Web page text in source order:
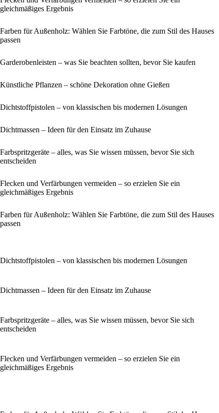
gleichmäßiges Ergebnis
Farben für Außenholz: Wählen Sie Farbtöne, die zum Stil des Hauses
passen
Garderobenleisten – was Sie beachten sollten, bevor Sie kaufen
Künstliche Pflanzen – schöne Dekoration ohne Gießen
Dichtstoffpistolen – von klassischen bis modernen Lösungen
Dichtmassen – Ideen für den Einsatz im Zuhause
Farbspritzgeräte – alles, was Sie wissen müssen, bevor Sie sich
entscheiden
Flecken und Verfärbungen vermeiden – so erzielen Sie ein
gleichmäßiges Ergebnis
Farben für Außenholz: Wählen Sie Farbtöne, die zum Stil des Hauses
passen
Dichtstoffpistolen – von klassischen bis modernen Lösungen
Dichtmassen – Ideen für den Einsatz im Zuhause
Farbspritzgeräte – alles, was Sie wissen müssen, bevor Sie sich
entscheiden
Flecken und Verfärbungen vermeiden – so erzielen Sie ein
gleichmäßiges Ergebnis